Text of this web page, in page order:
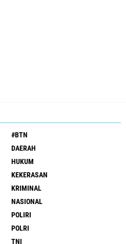
#BTN
DAERAH
HUKUM
KEKERASAN
KRIMINAL
NASIONAL
POLIRI
POLRI
TNI